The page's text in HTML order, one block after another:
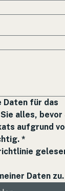
Daten für das
alles, bevor
aufgrund
*
Daten zu.